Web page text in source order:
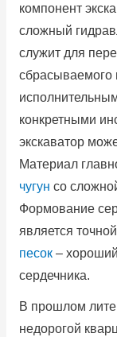
компонент
сложный
служит для
сбрасываемого
конкретными
экскаватор
Материал
чугун со
Формование
является
песок– хороший
сердечника.
В прошлом
недорогой